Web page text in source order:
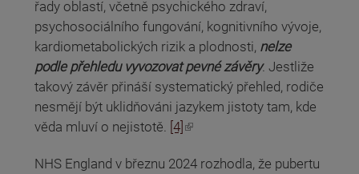
řady oblastí, včetně psychického zdraví,
psychosociálního fungování, kognitivního vývoje,
kardiometabolických rizik a plodnosti, nelze
podle přehledu vyvozovat pevné závěry. Jestliže
takový závěr přináší systematický přehled, rodiče
nesmějí být uklidňováni jazykem jistoty tam, kde
věda mluví o nejistotě. [4]
(odkaz je externí)
NHS England v březnu 2024 rozhodla, že pubertu